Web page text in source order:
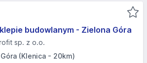
budowlanym - Zielona Góra
sp. z o.o.
(Klenica - 20km)